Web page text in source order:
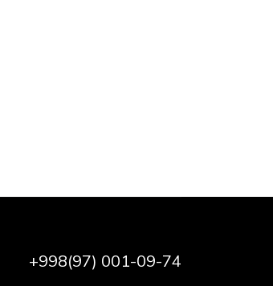
+998(97) 001-09-74